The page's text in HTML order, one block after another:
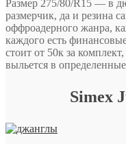
Размер 275/80/R15 — в
размерчик, да и резина
оффроадерного жанра,
каждого есть
стоит от 50к за
выльется в
Simex